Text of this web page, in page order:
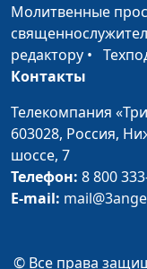
часть)
Разрешение
конфликтов
часть)
На работу как на
праздник
Молитвенные
редактору •
Контакты
Телекомпания
603028, Россия,
шоссе, 7
Телефон: 8 800
E-mail:
© Все права